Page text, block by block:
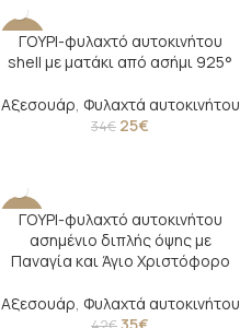
-26%
ΓΟΥΡΙ-φυλαχτό αυτοκινήτου
shell με ματάκι από ασήμι 925°
Αξεσουάρ, Φυλαχτά αυτοκινήτου
34€ 25€
-17%
ΓΟΥΡΙ-φυλαχτό αυτοκινήτου
ασημένιο διπλής όψης με
Παναγία και Άγιο Χριστόφορο
Αξεσουάρ, Φυλαχτά αυτοκινήτου